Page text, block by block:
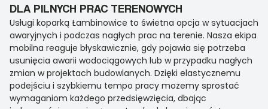
DLA PILNYCH PRAC TERENOWYCH
Usługi koparką Łambinowice to świetna opcja w sytuacjach
awaryjnych i podczas nagłych prac na terenie. Nasza ekipa
mobilna reaguje błyskawicznie, gdy pojawia się potrzeba
usunięcia awarii wodociągowych lub w przypadku nagłych
zmian w projektach budowlanych. Dzięki elastycznemu
podejściu i szybkiemu tempo pracy możemy sprostać
wymaganiom każdego przedsięwzięcia, dbając